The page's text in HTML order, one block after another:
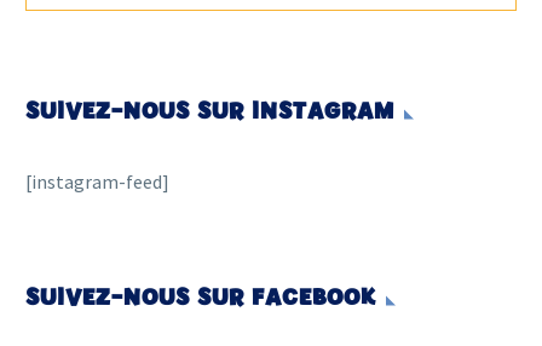
SUIVEZ-NOUS SUR INSTAGRAM
[instagram-feed]
SUIVEZ-NOUS SUR FACEBOOK